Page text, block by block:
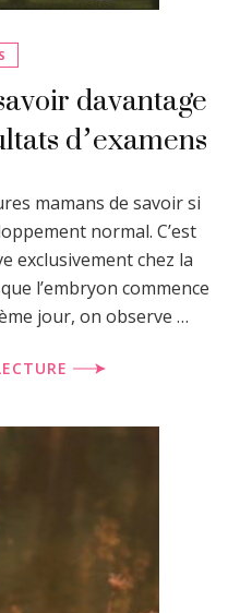
davantage
d’examens
mamans de savoir si
normal. C’est
exclusivement chez la
l’embryon commence
jour, on observe …